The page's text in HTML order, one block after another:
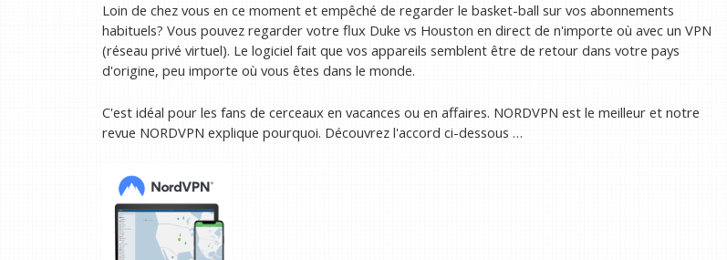
Loin de chez vous en ce moment et empêché de regarder le basket-ball sur vos abonnements
habituels? Vous pouvez regarder votre flux Duke vs Houston en direct de n'importe où avec un VPN
(réseau privé virtuel). Le logiciel fait que vos appareils semblent être de retour dans votre pays
d'origine, peu importe où vous êtes dans le monde.
C'est idéal pour les fans de cerceaux en vacances ou en affaires. NORDVPN est le meilleur et notre
revue NORDVPN explique pourquoi. Découvrez l'accord ci-dessous …